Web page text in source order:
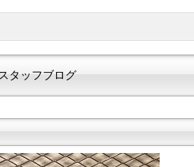
タッフブログ